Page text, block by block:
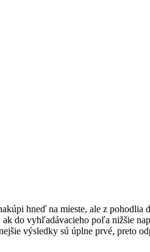
hneď na mieste, ale z
do vyhľadávacieho poľa nižšie
výsledky sú úplne prvé, preto